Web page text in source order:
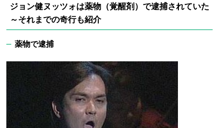
ジョン健ヌッツォは薬物（覚醒剤）で逮捕されていた
～それまでの奇行も紹介
薬物で逮捕